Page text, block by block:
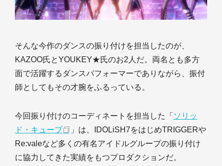
そんな今作のダンスの振り付けを担当したのが、
KAZOO氏とYOUKEY★氏のお2人だ。両名とも多方
面で活躍するダンスパフォーマーでありながら、振付
師としてもその才腕をふるっている。
今回振り付けのコーディネートを担当した「 ソリッ
ド・キューブ
」は、IDOLiSH7をはじめTRIGGERや
Re:valeなど多くの有名アイドルグループの振り付け
に協力してきた実績をもつプロダクションだ。